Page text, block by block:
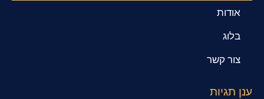
אודות
בלוג
צור קשר
ענן תגיות